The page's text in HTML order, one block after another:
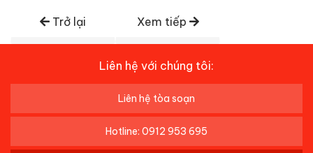
Trở lại Xem tiếp
Liên hệ với chúng tôi:
Liên hệ tòa soạn
Hotline: 0912 953 695